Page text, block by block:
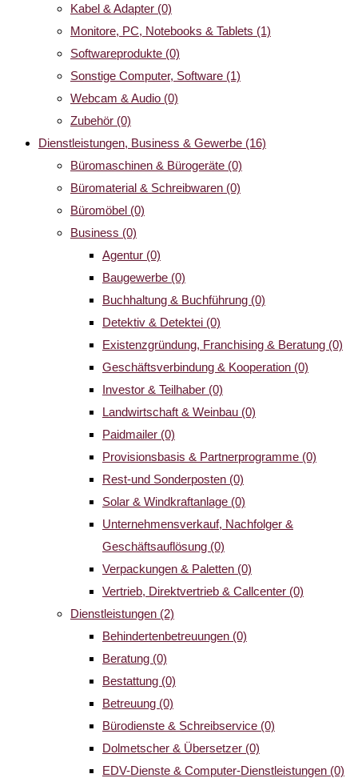
Kabel & Adapter (0)
Monitore, PC, Notebooks & Tablets (1)
Softwareprodukte (0)
Sonstige Computer, Software (1)
Webcam & Audio (0)
Zubehör (0)
Dienstleistungen, Business & Gewerbe (16)
Büromaschinen & Bürogeräte (0)
Büromaterial & Schreibwaren (0)
Büromöbel (0)
Business (0)
Agentur (0)
Baugewerbe (0)
Buchhaltung & Buchführung (0)
Detektiv & Detektei (0)
Existenzgründung, Franchising & Beratung (0)
Geschäftsverbindung & Kooperation (0)
Investor & Teilhaber (0)
Landwirtschaft & Weinbau (0)
Paidmailer (0)
Provisionsbasis & Partnerprogramme (0)
Rest-und Sonderposten (0)
Solar & Windkraftanlage (0)
Unternehmensverkauf, Nachfolger &
Geschäftsauflösung (0)
Verpackungen & Paletten (0)
Vertrieb, Direktvertrieb & Callcenter (0)
Dienstleistungen (2)
Behindertenbetreuungen (0)
Beratung (0)
Bestattung (0)
Betreuung (0)
Bürodienste & Schreibservice (0)
Dolmetscher & Übersetzer (0)
EDV-Dienste & Computer-Dienstleistungen (0)